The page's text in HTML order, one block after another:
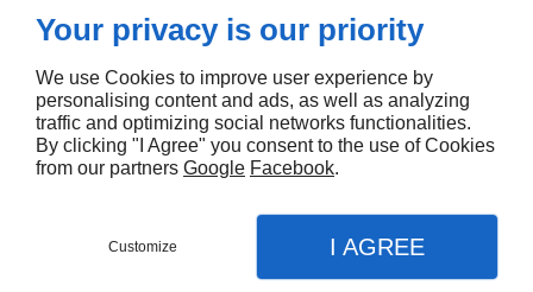
Contactez-nous
Mentions légales
Plan du site
SUIVEZ-NOUS
Your privacy is our priority
We use Cookies to improve user experience by
personalising content and ads, as well as analyzing
traffic and optimizing social networks functionalities.
By clicking "I Agree" you consent to the use of Cookies
from our partners Google Facebook.
Customize I AGREE